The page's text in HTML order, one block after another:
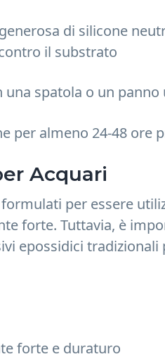
di silicone
il substrato
una spatola o un
per almeno 24-48 ore
Acquari
per essere
forte. Tuttavia, è
epossidici
forte e duraturo